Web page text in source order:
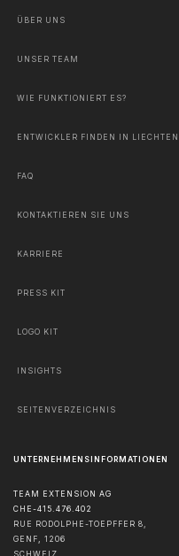
ÜBER UNS
UNSER TEAM
WIE FUNKTIONIERT ES?
ENTWICKLER FINDEN IN
FAQ
KONTAKTIEREN SIE UNS
KARRIERE
PRESS KIT
LOGO KIT
INSIGHTS
SEITENVERZEICHNIS
UNTERNEHMENSINFORMATIONEN
TEAM EXTENSION AG
CHE-415.476.402
RUE RODOLPHE-TOEPFFER 8,
GENF, 1206